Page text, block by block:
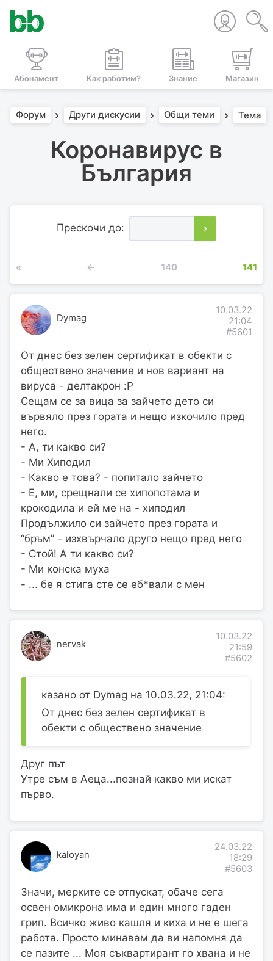
Абонамент Как работим? Знание Магазин
Форум Други дискусии Общи теми Тема
Коронавирус в
България
Прескочи до: ›
« ← 140 141
Dymag
10.03.22
21:04
#5601
От днес без зелен сертификат в обекти с
обществено значение и нов вариант на
вируса - делтакрон :P
Сещам се за вица за зайчето дето си
вървяло през гората и нещо изкочило пред
него.
- А, ти какво си?
- Ми Хиподил
- Какво е това? - попитало зайчето
- Е, ми, срещнали се хипопотама и
крокодила и ей ме на - хиподил
Продължило си зайчето през гората и
“бръм” - изхвърчало друго нещо пред него
- Стой! А ти какво си?
- Ми конска муха
- ... бе я стига сте се еб*вали с мен
nervak
10.03.22
21:59
#5602
казано от Dymag на 10.03.22, 21:04:
От днес без зелен сертификат в
обекти с обществено значение
Друг път
Утре съм в Аеца...познай какво ми искат
първо.
kaloyan
24.03.22
18:29
#5603
Значи, мерките се отпускат, обаче сега
освен омикрона има и един много гаден
грип. Всичко живо кашля и киха и не е шега
работа. Просто минавам да ви напомня да
се пазите ... Моя съквартирант го хвана и не